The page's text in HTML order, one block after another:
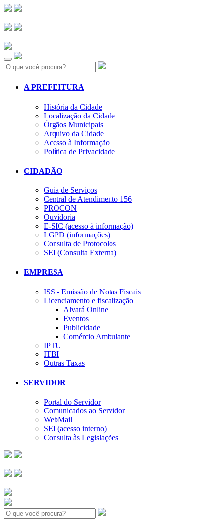
Search:
A PREFEITURA
História da Cidade
Localização da Cidade
Órgãos Municipais
Arquivo da Cidade
Acesso à Informação
Política de Privacidade
CIDADÃO
Guia de Serviços
Central de Atendimento 156
PROCON
Ouvidoria
E-SIC (acesso à informação)
LGPD (informações)
Consulta de Protocolos
SEI (Consulta Externa)
EMPRESA
ISS - Emissão de Notas Fiscais
Licenciamento e fiscalização
Alvará Online
Eventos
Publicidade
Comércio Ambulante
IPTU
ITBI
Outras Taxas
SERVIDOR
Portal do Servidor
Comunicados ao Servidor
WebMail
SEI (acesso interno)
Consulta às Legislações
Search: